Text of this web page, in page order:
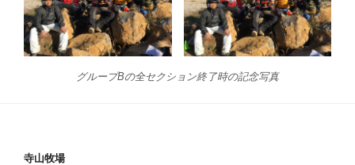
グループBの全セクション終了時の記念写真
寺山牧場